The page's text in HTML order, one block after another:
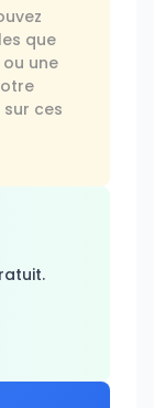
que
ou une
ces